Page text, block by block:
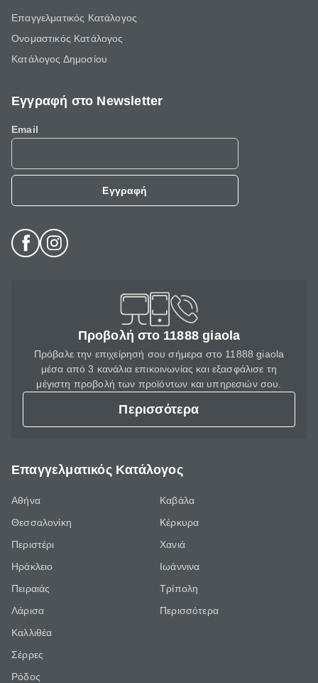
Επαγγελματικός Κατάλογος
Ονομαστικός Κατάλογος
Κατάλογος Δημοσίου
Εγγραφή στο Newsletter
Email
Εγγραφή
Προβολή στο 11888 giaola
Πρόβαλε την επιχείρησή σου σήμερα στο 11888 giaola
μέσα από 3 κανάλια επικοινωνίας και εξασφάλισε τη
μέγιστη προβολή των προϊόντων και υπηρεσιών σου.
Περισσότερα
Επαγγελματικός Κατάλογος
Αθήνα
Θεσσαλονίκη
Περιστέρι
Ηράκλειο
Πειραιάς
Λάρισα
Καλλιθέα
Σέρρες
Ρόδος
Καβάλα
Κέρκυρα
Χανιά
Ιωάννινα
Τρίπολη
Περισσότερα